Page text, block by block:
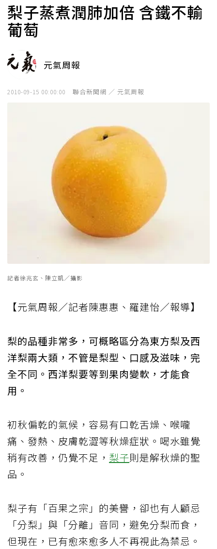
梨子蒸煮潤肺加倍 含鐵不輸
葡萄
元氣周報
2010-09-15 00:00:00 聯合新聞網 ／ 元氣周報
記者徐兆玄、陳立凱／攝影
【元氣周報／記者陳惠惠、羅建怡／報導】
梨的品種非常多，可概略區分為東方梨及西
洋梨兩大類，不管是梨型、口感及滋味，完
全不同。西洋梨要等到果肉變軟，才能食
用。
初秋偏乾的氣候，容易有口乾舌燥、喉嚨
痛、發熱、皮膚乾澀等秋燥症狀。喝水雖覺
稍有改善，仍覺不足， 梨子則是解秋燥的聖
品。
梨子有「百果之宗」的美譽，卻也有人顧忌
「分梨」與「分離」音同，避免分梨而食，
但現在，已有愈來愈多人不再視此為禁忌。